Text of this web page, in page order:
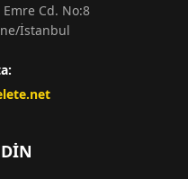
Cd. No:8
İstanbul